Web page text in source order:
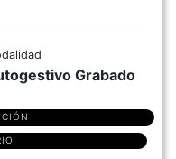
Grabado